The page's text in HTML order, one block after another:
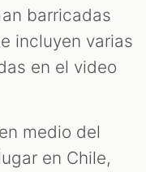
barricadas
incluyen varias
en el video
medio del
en Chile,